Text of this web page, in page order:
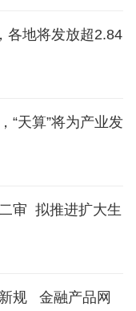
各地将发放超2.84
“天算”将为产业发
审 拟推进扩大生
规 金融产品网